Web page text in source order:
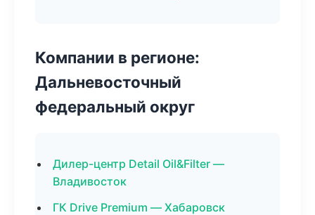
Компании в регионе:
Дальневосточный
федеральный округ
Дилер-центр Detail Oil&Filter —
Владивосток
ГК Drive Premium — Хабаровск